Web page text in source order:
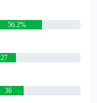
56.2%
27
36